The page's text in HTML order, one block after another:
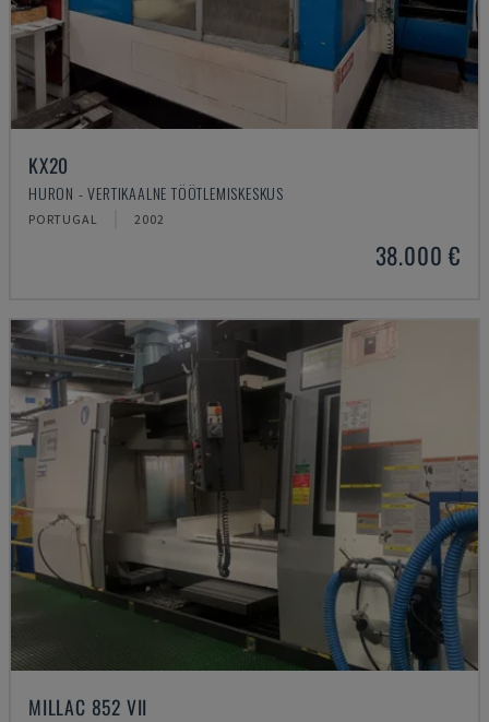
KX20
HURON - VERTIKAALNE TÖÖTLEMISKESKUS
PORTUGAL 2002
38.000 €
MILLAC 852 VII